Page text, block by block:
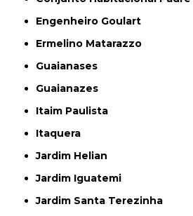
Engenheiro Goulart
Ermelino Matarazzo
Guaianases
Guaianazes
Itaim Paulista
Itaquera
Jardim Helian
Jardim Iguatemi
Jardim Santa Terezinha